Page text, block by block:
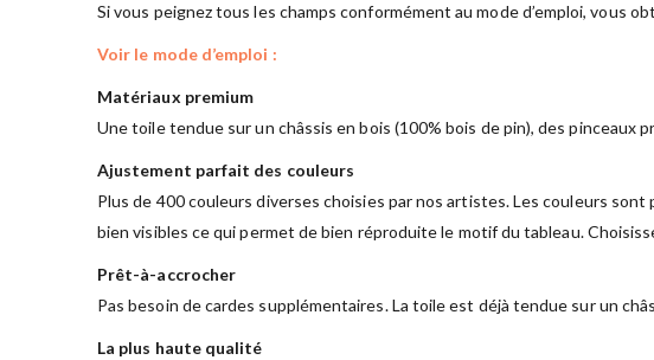
Si vous peignez tous les champs conformément au mode d’emploi, vous
Voir le mode d’emploi :
Matériaux premium
Une toile tendue sur un châssis en bois (100% bois de pin), des
Ajustement parfait des couleurs
Plus de 400 couleurs diverses choisies par nos artistes. Les couleurs
bien visibles ce qui permet de bien réproduite le motif du tableau.
Prêt-à-accrocher
Pas besoin de cardes supplémentaires. La toile est déjà tendue sur un
La plus haute qualité